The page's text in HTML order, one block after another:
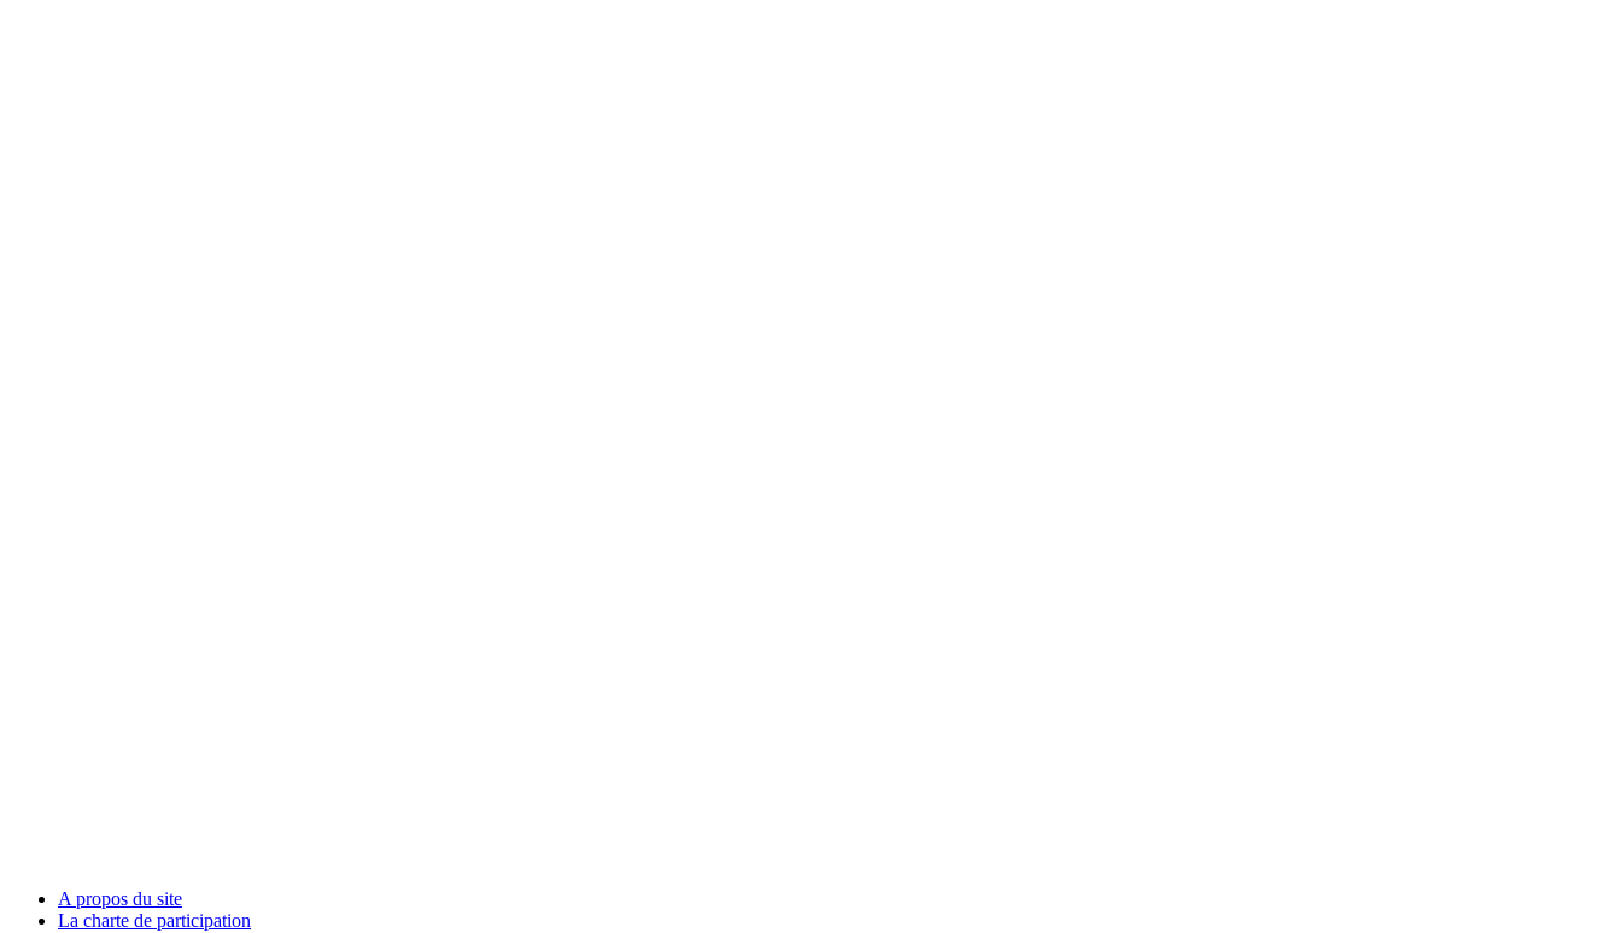
A propos du site
La charte de participation